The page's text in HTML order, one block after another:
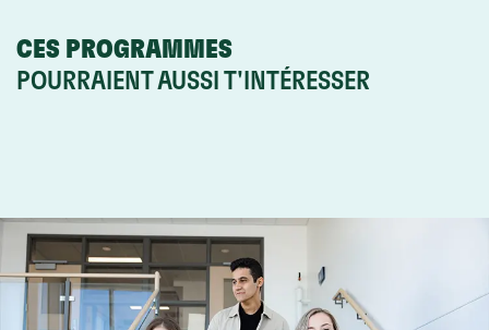
CES PROGRAMMES
POURRAIENT AUSSI T'INTÉRESSER